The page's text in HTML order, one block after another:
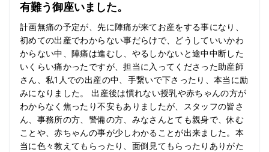
有難う御座いました。
計画無痛の予定が、先に陣痛が来てお産をする事になり、
初めての出産でわからない事だらけで、どうしていいかわ
からない中、陣痛は進むし、やるしかないと途中中断した
いくらい痛かったですが、担当に入ってくださった助産師
さん、私1人での出産の中、手繋いで下さったり、本当に励
みになりました。 出産後は慣れない授乳や赤ちゃんの方が
わからなく焦ったり不安もありましたが、スタッフの皆さ
ん、事務所の方、警備の方、みなさんとても親身で、休む
ことや、赤ちゃんの事が少しわかることが出来ました。本
当に色々教えてもらったり、面倒見てもらったりありがた